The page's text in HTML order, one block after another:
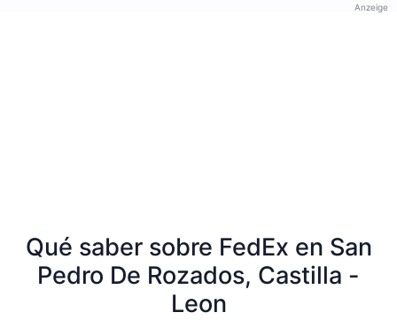
Anzeige
Qué saber sobre FedEx en San
Pedro De Rozados, Castilla -
Leon